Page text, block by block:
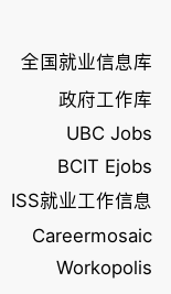
全国就业信息库
政府工作库
UBC Jobs
BCIT Ejobs
ISS就业工作信息
Careermosaic
Workopolis